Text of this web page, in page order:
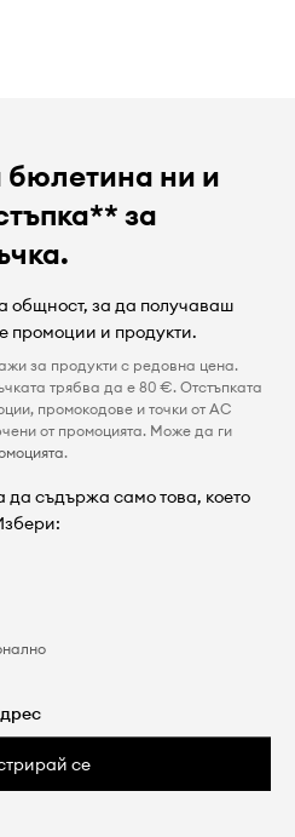
ни и
за
общност, за да получаваш
промоции и продукти.
за продукти с редовна цена.
трябва да е 80 €. Отстъпката
промокодове и точки от AC
от промоцията. Може да ги
.
съдържа само това, което
се